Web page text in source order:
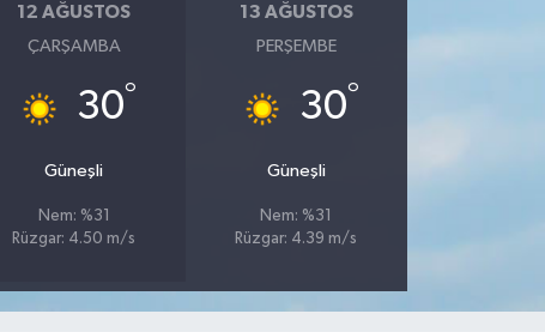
12 AĞUSTOS
ÇARŞAMBA
30°
Güneşli
Nem: %31
Rüzgar: 4.50 m/s
13 AĞUSTOS
PERŞEMBE
30°
Güneşli
Nem: %31
Rüzgar: 4.39 m/s